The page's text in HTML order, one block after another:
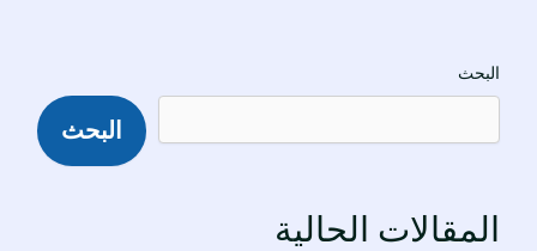
البحث
البحث
المقالات الحالية